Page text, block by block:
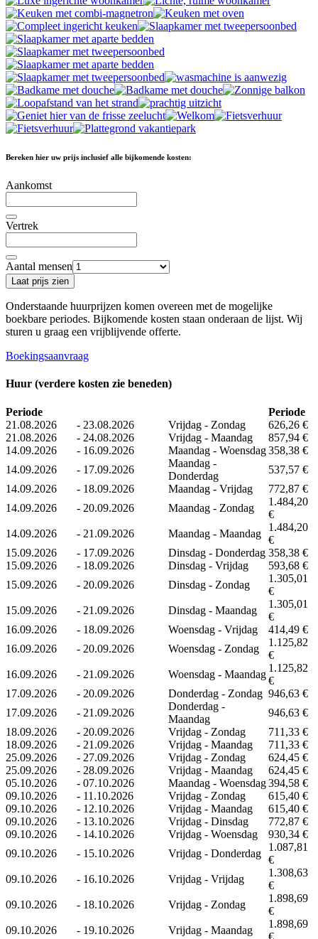
Bereken hier uw prijs inclusief alle bijkomende kosten:
Aankomst
Vertrek
Aantal mensen
Laat prijs zien
Onderstaande huurprijzen komen overeen met de mogelijke
boekbare periodes. Bijkomende kosten staan ​​onderaan de lijst. Wij
sturen u graag een vrijblijvende offerte.
Boekingsaanvraag
Huur (verdere kosten zie beneden)
Periode
Periode
21.08.2026
- 23.08.2026 Vrijdag - Zondag
626,26 €
21.08.2026
- 24.08.2026 Vrijdag - Maandag
857,94 €
14.09.2026
- 16.09.2026 Maandag - Woensdag358,38 €
14.09.2026
- 17.09.2026
Maandag -
Donderdag
537,57 €
14.09.2026
- 18.09.2026 Maandag - Vrijdag
772,87 €
14.09.2026
- 20.09.2026 Maandag - Zondag
1.484,20
€
14.09.2026
- 21.09.2026 Maandag - Maandag
1.484,20
€
15.09.2026
- 17.09.2026 Dinsdag - Donderdag 358,38 €
15.09.2026
- 18.09.2026 Dinsdag - Vrijdag
593,68 €
15.09.2026
- 20.09.2026 Dinsdag - Zondag
1.305,01
€
15.09.2026
- 21.09.2026 Dinsdag - Maandag
1.305,01
€
16.09.2026
- 18.09.2026 Woensdag - Vrijdag
414,49 €
16.09.2026
- 20.09.2026 Woensdag - Zondag
1.125,82
€
16.09.2026
- 21.09.2026 Woensdag - Maandag
1.125,82
€
17.09.2026
- 20.09.2026 Donderdag - Zondag 946,63 €
17.09.2026
- 21.09.2026
Donderdag -
Maandag
946,63 €
18.09.2026
- 20.09.2026 Vrijdag - Zondag
711,33 €
18.09.2026
- 21.09.2026 Vrijdag - Maandag
711,33 €
25.09.2026
- 27.09.2026 Vrijdag - Zondag
624,45 €
25.09.2026
- 28.09.2026 Vrijdag - Maandag
624,45 €
05.10.2026
- 07.10.2026 Maandag - Woensdag394,58 €
09.10.2026
- 11.10.2026 Vrijdag - Zondag
615,40 €
09.10.2026
- 12.10.2026 Vrijdag - Maandag
615,40 €
09.10.2026
- 13.10.2026 Vrijdag - Dinsdag
772,87 €
09.10.2026
- 14.10.2026 Vrijdag - Woensdag
930,34 €
09.10.2026
- 15.10.2026 Vrijdag - Donderdag
1.087,81
€
09.10.2026
- 16.10.2026 Vrijdag - Vrijdag
1.308,63
€
09.10.2026
- 18.10.2026 Vrijdag - Zondag
1.898,69
€
09.10.2026
- 19.10.2026 Vrijdag - Maandag
1.898,69
€